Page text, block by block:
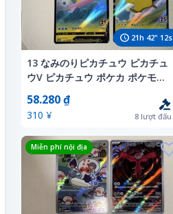
21h 42" 10s
13 なみのりピカチュウ ピカチュ
ウV ピカチュウ ポケカ ポケモン
カード RR 25th
58.280 ₫
310 ¥ 8 lượt đấu
Miễn phí nội địa